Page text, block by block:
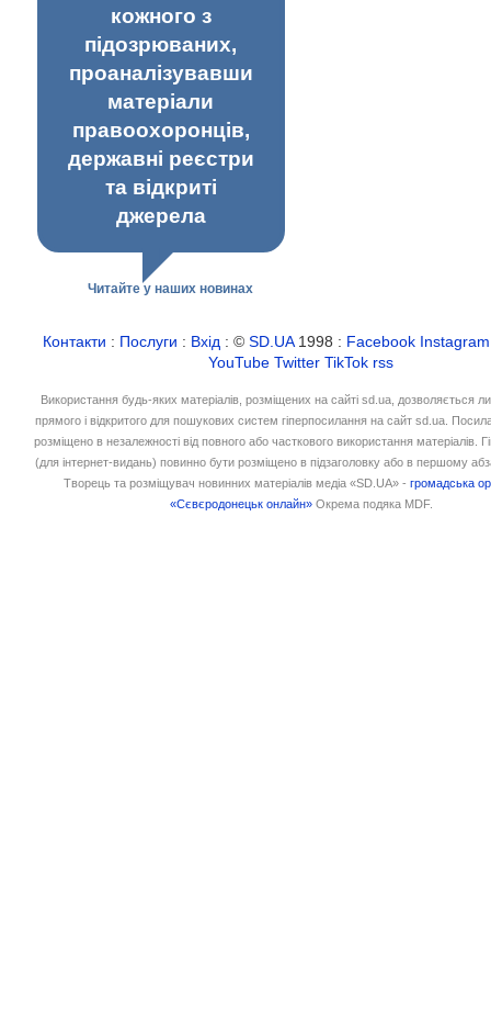
кожного з
підозрюваних,
проаналізувавши
матеріали
правоохоронців,
державні реєстри
та відкриті
джерела
Читайте у наших новинах
Контакти : Послуги : Вхід : ©SD.UA1998 : Facebook Instagram
YouTube Twitter TikTok rss
Використання будь-яких матеріалів, розміщених на сайті sd.ua, дозволяється
прямого і відкритого для пошукових систем гіперпосилання на сайт sd.ua.
розміщено в незалежності від повного або часткового використання матеріалів.
(для інтернет-видань) повинно бути розміщено в підзаголовку або в першому
Творець та розміщувач новинних матеріалів медіа «SD.UA» -громадська
«Сєвєродонецьк онлайн» Окрема подяка MDF.